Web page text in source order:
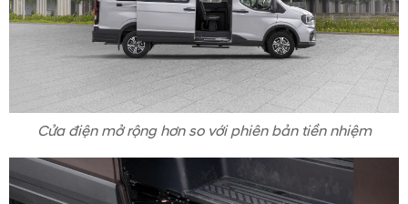
Cửa điện mở rộng hơn so với phiên bản tiền nhiệm